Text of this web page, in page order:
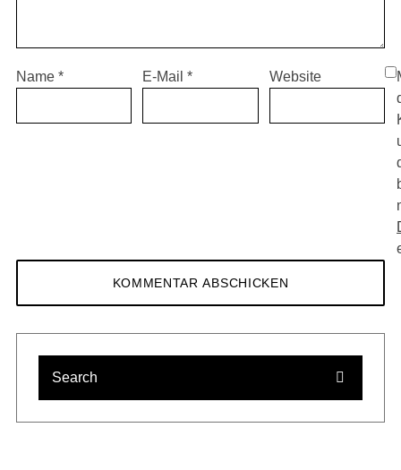
Name * E-Mail* Website